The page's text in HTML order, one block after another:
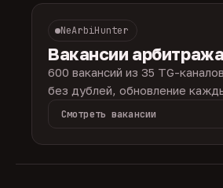
NeArbiHunter
Вакансии арбитража
600 вакансий из 35 TG-
без дублей, обновление
Смотреть вакансии